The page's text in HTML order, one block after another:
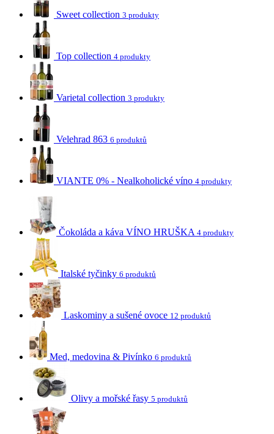
Sweet collection 3 produkty
Top collection 4 produkty
Varietal collection 3 produkty
Velehrad 863 6 produktů
VIANTE 0% - Nealkoholické víno 4 produkty
Čokoláda a káva VÍNO HRUŠKA 4 produkty
Italské tyčinky 6 produktů
Laskominy a sušené ovoce 12 produktů
Med, medovina & Pivínko 6 produktů
Olivy a mořské řasy 5 produktů